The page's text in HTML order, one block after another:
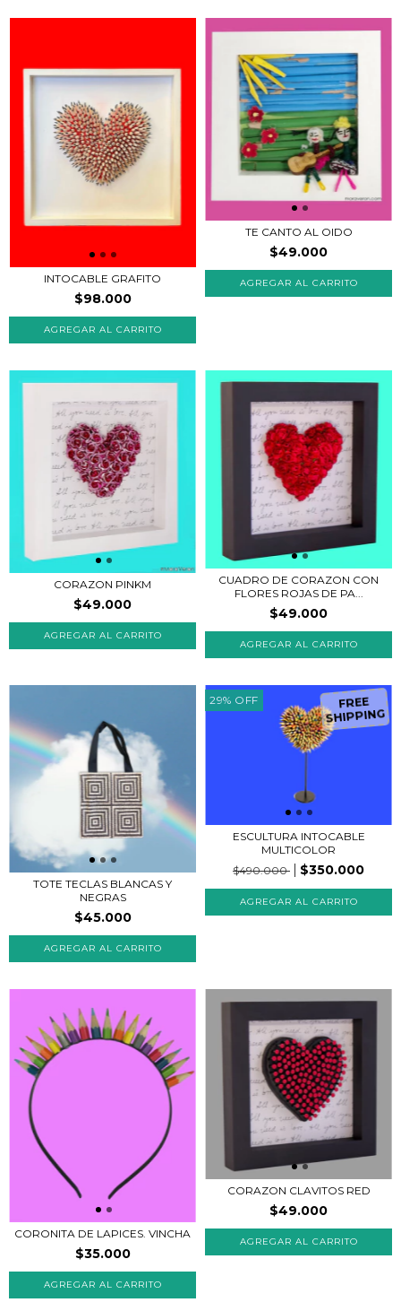
INTOCABLE GRAFITO
$98.000
AGREGAR AL CARRITO
TE CANTO AL OIDO
$49.000
CORAZON PINKM
$49.000
AGREGAR AL CARRITO
CUADRO DE CORAZON CON
FLORES ROJAS DE PA...
$49.000
AGREGAR AL CARRITO
TOTE TECLAS BLANCAS Y
NEGRAS
$45.000
29% OFF FREE
SHIPPING
ESCULTURA INTOCABLE
MULTICOLOR
$490.000
$350.000
CORONITA DE LAPICES. VINCHA
$35.000
CORAZON CLAVITOS RED
$49.000
AGREGAR AL CARRITO